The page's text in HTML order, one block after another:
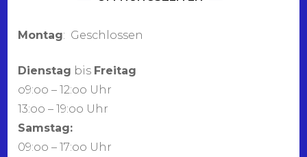
Montag: Geschlossen
Dienstag bis Freitag
o9:oo – 12:oo Uhr
13:oo – 19:oo Uhr
Samstag:
09:oo – 17:oo Uhr